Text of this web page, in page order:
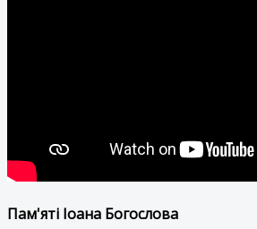
Пам'яті Іоана Богослова